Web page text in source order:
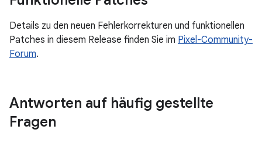
Details zu den neuen Fehlerkorrekturen und funktionellen
Patches in diesem Release finden Sie im Pixel-Community-
Forum.
Antworten auf häufig gestellte
Fragen